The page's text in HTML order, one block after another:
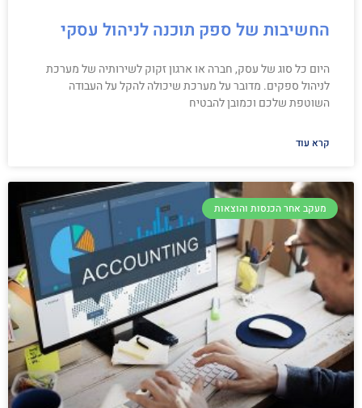
החשיבות של ספק תוכנה לניהול עסקי
היום כל סוג של עסק, חברה או ארגון זקוק לשירותיה של מערכת
לניהול ספקים. מדובר על מערכת שיכולה להקל על העבודה
השוטפת שלכם וכמובן להבטיח
קרא עוד
מעקב אחר הכנסות והוצאות